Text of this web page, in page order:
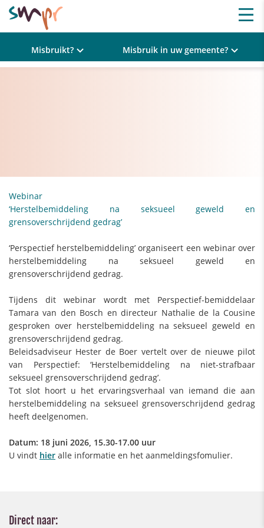
Misbruikt? Misbruik in uw gemeente?
Webinar
‘Herstelbemiddeling na seksueel geweld en
grensoverschrijdend gedrag’
‘Perspectief herstelbemiddeling’ organiseert een webinar over
herstelbemiddeling na seksueel geweld en
grensoverschrijdend gedrag.
Tijdens dit webinar wordt met Perspectief-bemiddelaar
Tamara van den Bosch en directeur Nathalie de la Cousine
gesproken over herstelbemiddeling na seksueel geweld en
grensoverschrijdend gedrag.
Beleidsadviseur Hester de Boer vertelt over de nieuwe pilot
van Perspectief: ‘Herstelbemiddeling na niet-strafbaar
seksueel grensoverschrijdend gedrag’.
Tot slot hoort u het ervaringsverhaal van iemand die aan
herstelbemiddeling na seksueel grensoverschrijdend gedrag
heeft deelgenomen.
Datum: 18 juni 2026, 15.30-17.00 uur
U vindt hier alle informatie en het aanmeldingsfomulier.
Direct naar: